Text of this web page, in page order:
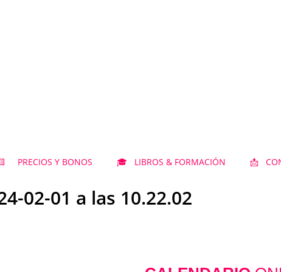
PRECIOS Y BONOS 🎓 LIBROS & FORMACIÓN 📩
02-01 a las 10.22.02